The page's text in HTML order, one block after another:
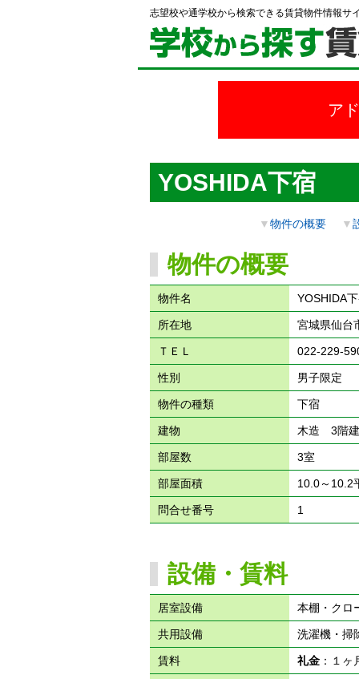
志望校や通学校から検索できる賃貸物件情報サ
ア
YOSHIDA下宿
▼物件の概要 ▼
物件の概要
物件名 YOSHIDA
所在地 宮城県仙台
ＴＥＬ 022-229-
性別 男子限定
物件の種類 下宿
建物 木造 3階
部屋数 3室
部屋面積 10.0～10.2
問合せ番号 1
設備・賃料
居室設備 本棚・クロ
共用設備 洗濯機・掃
賃料 礼金：１ヶ